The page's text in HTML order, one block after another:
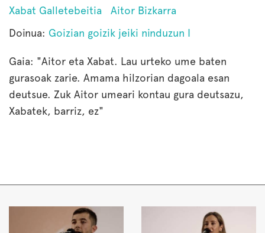
Xabat Galletebeitia
Aitor Bizkarra
Doinua: Goizian goizik jeiki ninduzun I
Gaia: "Aitor eta Xabat. Lau urteko ume baten
gurasoak zarie. Amama hilzorian dagoala esan
deutsue. Zuk Aitor umeari kontau gura deutsazu,
Xabatek, barriz, ez"